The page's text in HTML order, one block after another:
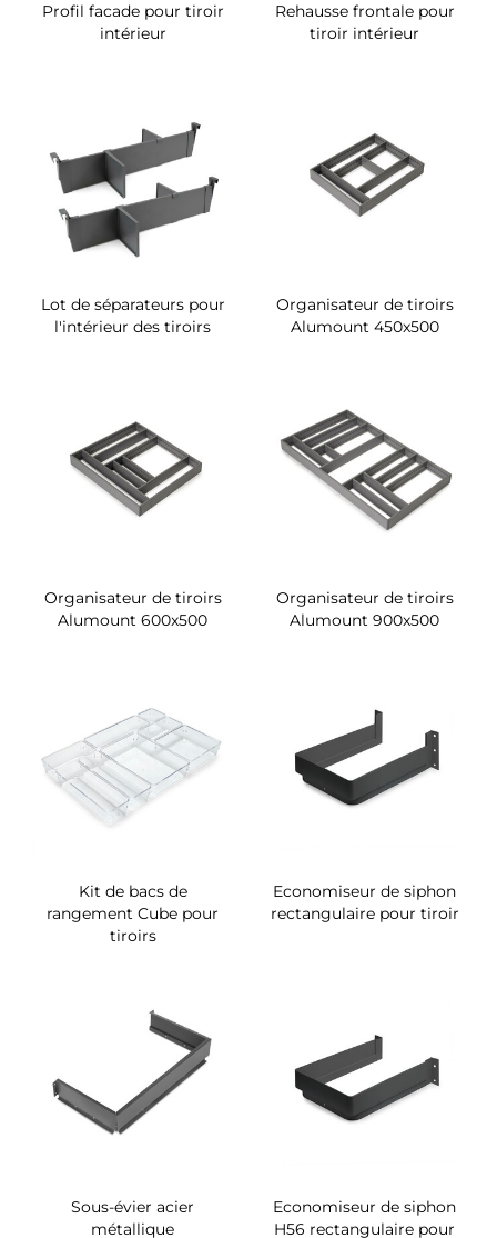
Profil facade pour tiroir
intérieur
Rehausse frontale pour
tiroir intérieur
Lot de séparateurs pour
l'intérieur des tiroirs
Organisateur de tiroirs
Alumount 450x500
Organisateur de tiroirs
Alumount 600x500
Organisateur de tiroirs
Alumount 900x500
Kit de bacs de
rangement Cube pour
tiroirs
Economiseur de siphon
rectangulaire pour tiroir
Sous-évier acier
métallique
Economiseur de siphon
H56 rectangulaire pour